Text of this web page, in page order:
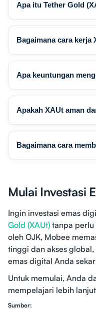
Apa itu Tether Gold
Bagaimana cara
Apa keuntungan
Apakah XAUt aman
Bagaimana cara
Mulai Investasi
Ingin investasi emas
Gold (XAUt) tanpa perlu
oleh OJK, Mobee
tinggi dan akses
emas digital Anda
Untuk memulai, Anda
mempelajari lebih
Sumber: